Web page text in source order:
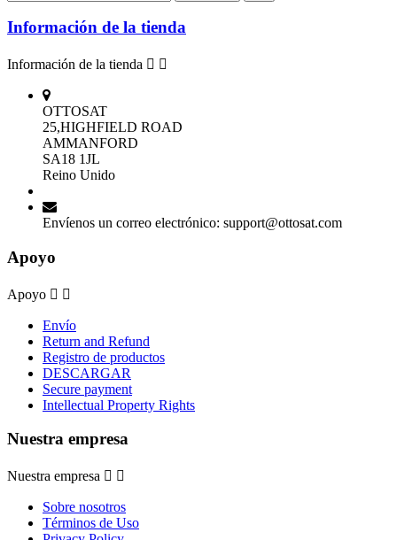
Información de la tienda
Información de la tienda  
OTTOSAT
25,HIGHFIELD ROAD
AMMANFORD
SA18 1JL
Reino Unido
Envíenos un correo electrónico: support@ottosat.com
Apoyo
Apoyo  
Envío
Return and Refund
Registro de productos
DESCARGAR
Secure payment
Intellectual Property Rights
Nuestra empresa
Nuestra empresa  
Sobre nosotros
Términos de Uso